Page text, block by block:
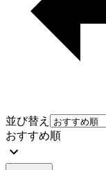
並び替え
おすすめ順